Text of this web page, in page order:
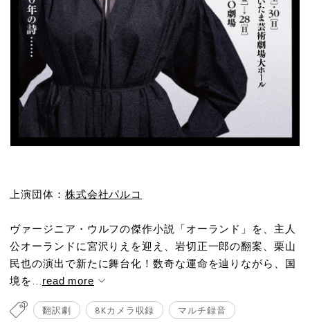
上演団体： 株式会社パルコ
ヴァージニア・ウルフの傑作小説「オーランド」を、主人
公オーランドに宮沢りえを迎え、岩切正一郎の翻案、栗山
民也の演出で新たに舞台化！数奇な運命を辿りながら、国
境を...read more
翻訳劇 8Kカメラ収録 マルチ録音